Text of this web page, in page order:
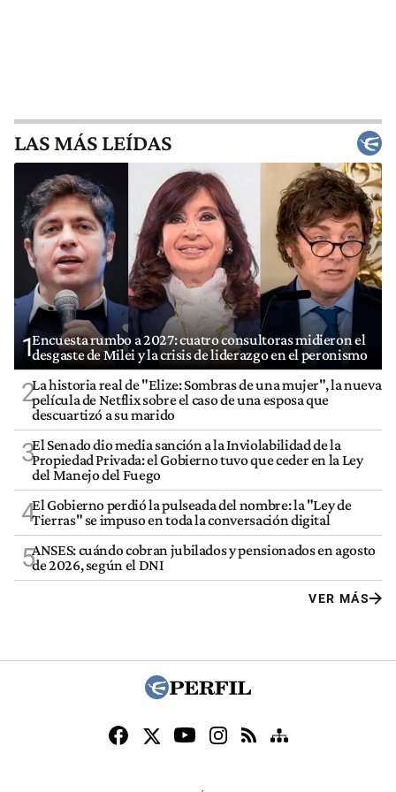
LAS MÁS LEÍDAS
1Encuesta rumbo a 2027: cuatro consultoras midieron el
desgaste de Milei y la crisis de liderazgo en el peronismo
2La historia real de "Elize: Sombras de una mujer", la nueva
película de Netflix sobre el caso de una esposa que
descuartizó a su marido
3El Senado dio media sanción a la Inviolabilidad de la
Propiedad Privada: el Gobierno tuvo que ceder en la Ley
del Manejo del Fuego
4El Gobierno perdió la pulseada del nombre: la "Ley de
Tierras" se impuso en toda la conversación digital
5ANSES: cuándo cobran jubilados y pensionados en agosto
de 2026, según el DNI
VER MÁS